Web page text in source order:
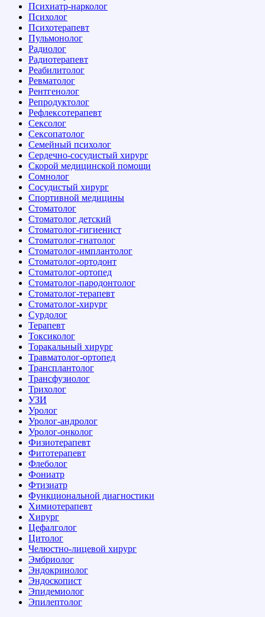
Психиатр-нарколог
Психолог
Психотерапевт
Пульмонолог
Радиолог
Радиотерапевт
Реабилитолог
Ревматолог
Рентгенолог
Репродуктолог
Рефлексотерапевт
Сексолог
Сексопатолог
Семейный психолог
Сердечно-сосудистый хирург
Скорой медицинской помощи
Сомнолог
Сосудистый хирург
Спортивной медицины
Стоматолог
Стоматолог детский
Стоматолог-гигиенист
Стоматолог-гнатолог
Стоматолог-имплантолог
Стоматолог-ортодонт
Стоматолог-ортопед
Стоматолог-пародонтолог
Стоматолог-терапевт
Стоматолог-хирург
Сурдолог
Терапевт
Токсиколог
Торакальный хирург
Травматолог-ортопед
Трансплантолог
Трансфузиолог
Трихолог
УЗИ
Уролог
Уролог-андролог
Уролог-онколог
Физиотерапевт
Фитотерапевт
Флеболог
Фониатр
Фтизиатр
Функциональной диагностики
Химиотерапевт
Хирург
Цефалголог
Цитолог
Челюстно-лицевой хирург
Эмбриолог
Эндокринолог
Эндоскопист
Эпидемиолог
Эпилептолог